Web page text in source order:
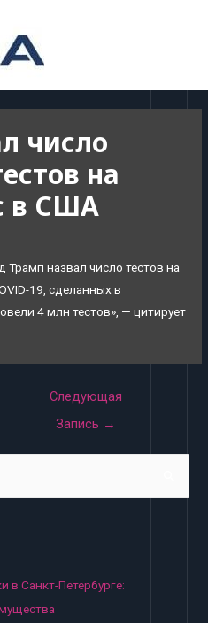
число
на
в США
назвал число тестов на
19, сделанных в
4 млн тестов», — цитирует
Следующая
Запись →
в Санкт-Петербурге: